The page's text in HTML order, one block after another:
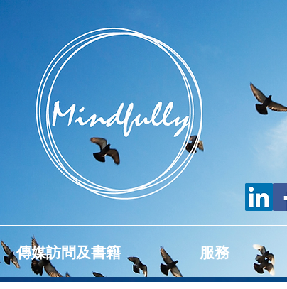
傳媒訪問及書籍 服務